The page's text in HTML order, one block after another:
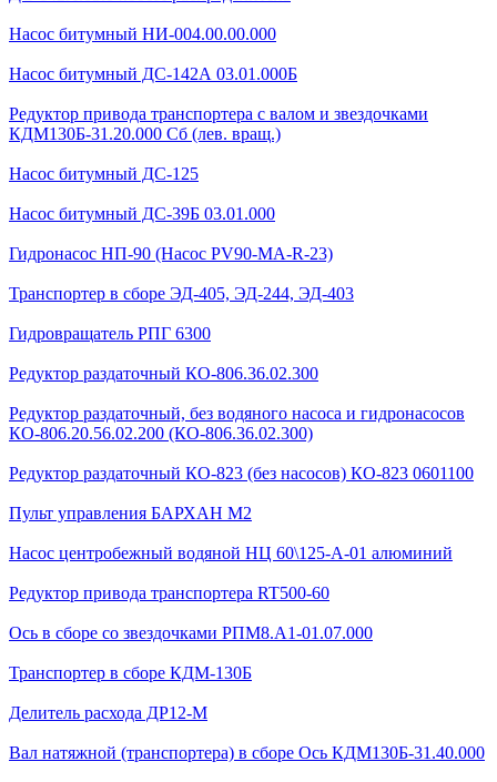
Насос битумный НИ-004.00.00.000
Насос битумный ДС-142А 03.01.000Б
Редуктор привода транспортера с валом и звездочками
КДМ130Б-31.20.000 Сб (лев. вращ.)
Насос битумный ДС-125
Насос битумный ДС-39Б 03.01.000
Гидронасос НП-90 (Насос PV90-MA-R-23)
Транспортер в сборе ЭД-405, ЭД-244, ЭД-403
Гидровращатель РПГ 6300
Редуктор раздаточный КО-806.36.02.300
Редуктор раздаточный, без водяного насоса и гидронасосов
КО-806.20.56.02.200 (КО-806.36.02.300)
Редуктор раздаточный КО-823 (без насосов) КО-823 0601100
Пульт управления БАРХАН М2
Насос центробежный водяной НЦ 60\125-А-01 алюминий
Редуктор привода транспортера RT500-60
Ось в сборе со звездочками РПМ8.А1-01.07.000
Транспортер в сборе КДМ-130Б
Делитель расхода ДР12-М
Вал натяжной (транспортера) в сборе Ось КДМ130Б-31.40.000